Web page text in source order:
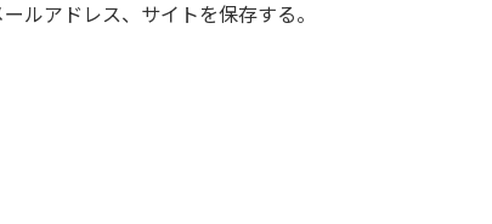
ルアドレス、サイトを保存する。